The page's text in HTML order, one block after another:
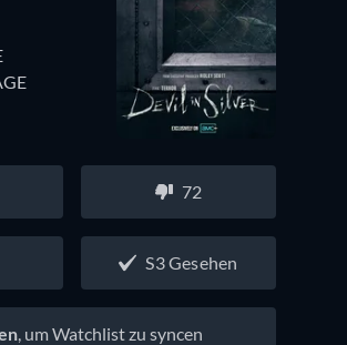
72
S3 Gesehen
, um Watchlist zu syncen